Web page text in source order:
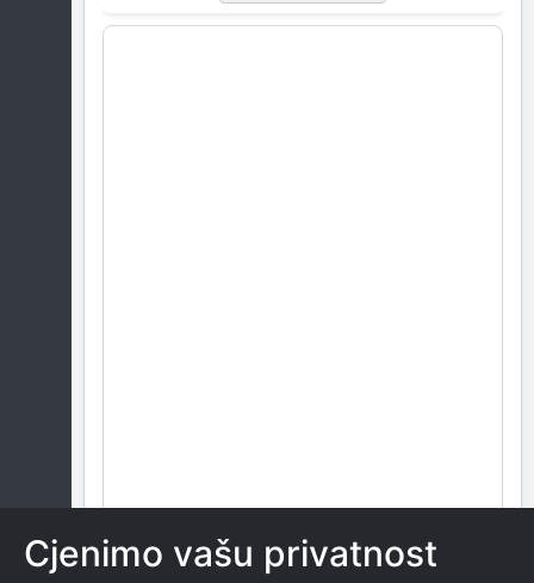
Cjenimo vašu privatnost